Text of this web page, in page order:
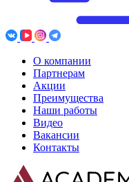
О компании
Партнерам
Акции
Преимущества
Наши работы
Видео
Вакансии
Контакты